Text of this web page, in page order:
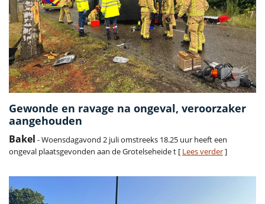
Gewonde en ravage na ongeval, veroorzaker
aangehouden
Bakel - Woensdagavond 2 juli omstreeks 18.25 uur heeft een
ongeval plaatsgevonden aan de Grotelseheide t [ Lees verder]